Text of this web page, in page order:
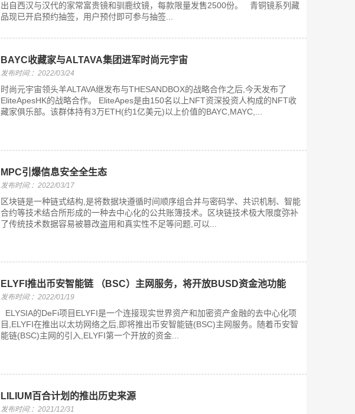
出自西汉与汉代的家常富贵镜和驯鹿纹镜，每款限量发售2500份。 青铜镜系列藏
品现已开启预约抽签，用户预付即可参与抽签...
BAYC收藏家与ALTAVA集团进军时尚元宇宙
发布时间:：2022/03/24
时尚元宇宙领头羊ALTAVA继发布与THESANDBOX的战略合作之后,今天发布了
EliteApesHK的战略合作。 EliteApes是由150名以上NFT资深投资人构成的NFT收
藏家俱乐部。该群体持有3万ETH(约1亿美元)以上价值的BAYC,MAYC,...
MPC引爆信息安全全生态
发布时间:：2022/03/17
区块链是一种链式结构,是将数据块遵循时间顺序组合并与密码学、共识机制、智能
合约等技术结合所形成的一种去中心化的公共账簿技术。区块链技术极大限度弥补
了传统技术数据容易被篡改盗用和真实性不足等问题,可以...
ELYFI推出币安智能链 （BSC）主网服务，将开放BUSD资金池功能
发布时间:：2022/01/19
ELYSIA的DeFi项目ELYFI是一个连接现实世界资产和加密资产金融的去中心化项
目,ELYFI在推出以太坊网络之后,即将推出币安智能链(BSC)主网服务。随着币安智
能链(BSC)主网的引入,ELYFI第一个开放的资金...
LILIUM百合计划的推出历史来源
发布时间:：2021/12/31